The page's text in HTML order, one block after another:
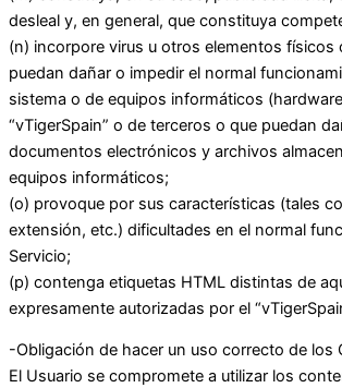
desleal y, en general, que constituya
(n) incorpore virus u otros elementos físicos
puedan dañar o impedir el normal
sistema o de equipos informáticos
“vTigerSpain” o de terceros o que puedan
documentos electrónicos y archivos
equipos informáticos;
(o) provoque por sus características (tales
extensión, etc.) dificultades en el normal
Servicio;
(p) contenga etiquetas HTML distintas de
expresamente autorizadas por el
-Obligación de hacer un uso correcto de los
El Usuario se compromete a utilizar los